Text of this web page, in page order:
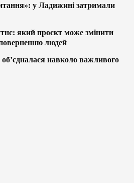
у Ладижині затримали
який проєкт може змінити
людей
навколо важливого